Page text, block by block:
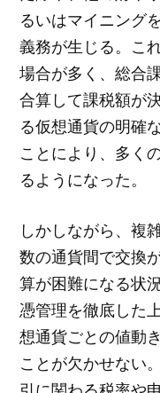
るいはマイニング
義務が生じる。こ
場合が多く、総合
合算して課税額が
る仮想通貨の明確
ことにより、多く
るようになった。
しかしながら、複
数の通貨間で交換
算が困難になる状
憑管理を徹底した
想通貨ごとの値動
ことが欠かせない